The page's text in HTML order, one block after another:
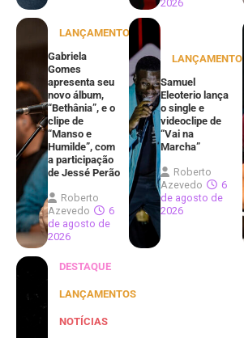
2026
LANÇAMENTOS
Gabriela
Gomes
apresenta seu
novo álbum,
“Bethânia”, e o
clipe de
“Manso e
Humilde”, com
a participação
de Jessé Perão
Roberto
Azevedo
6
de agosto de
2026
LANÇAMENTOS
Samuel
Eleoterio lança
o single e
videoclipe de
“Vai na
Marcha”
Roberto
Azevedo
6
de agosto de
2026
DESTAQUE
LANÇAMENTOS
NOTÍCIAS